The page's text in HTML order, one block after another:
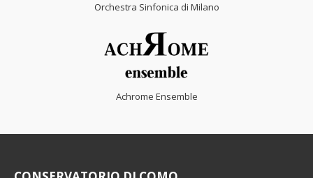
Orchestra Sinfonica di Milano
Achrome Ensemble